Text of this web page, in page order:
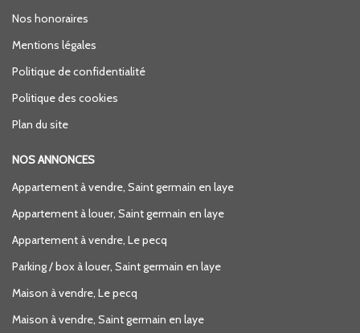
Nos honoraires
Mentions légales
Politique de confidentialité
Politique des cookies
Plan du site
NOS ANNONCES
Appartement à vendre, Saint germain en laye
Appartement à louer, Saint germain en laye
Appartement à vendre, Le pecq
Parking / box à louer, Saint germain en laye
Maison à vendre, Le pecq
Maison à vendre, Saint germain en laye